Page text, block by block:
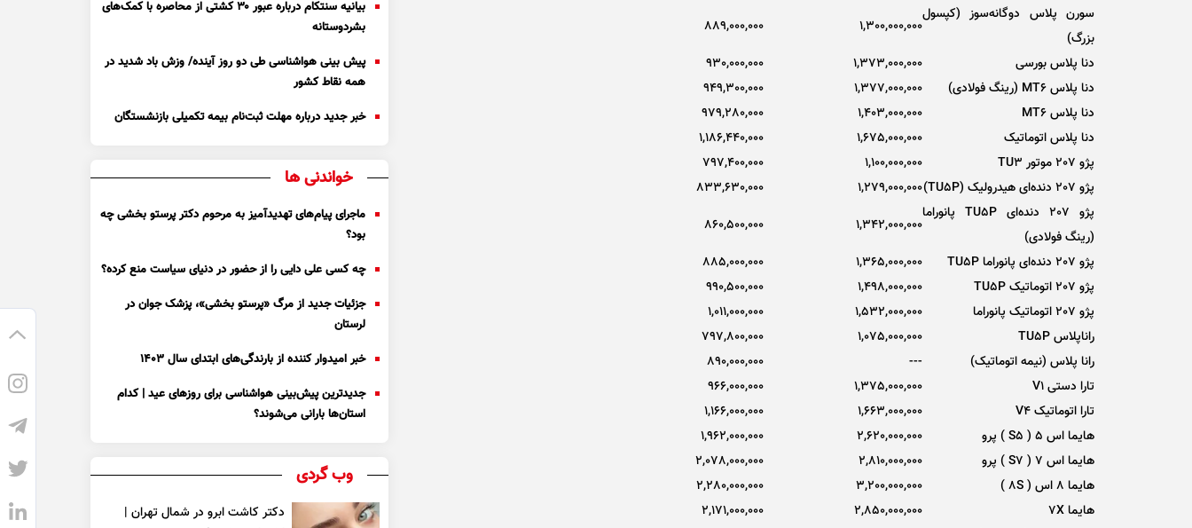
سورن پلاس دوگانه‌سوز (کپسول
بزرگ)
1,300,000,000
889,000,000
دنا پلاس بورسی
1,373,000,000
930,000,000
دنا پلاس MT6 (رینگ فولادی)
1,377,000,000
949,300,000
دنا پلاس MT6
1,403,000,000
979,280,000
دنا پلاس اتوماتیک
1,675,000,000
1,186,440,000
پژو 207 موتور TU3
1,100,000,000
797,400,000
پژو 207 دنده‌ای هیدرولیک (TU5P)
1,279,000,000
833,630,000
پژو 207 دنده‌ای TU5P پانوراما
(رینگ فولادی)
1,342,000,000
860,500,000
پژو 207 دنده‌ای پانوراما TU5P
1,365,000,000
885,000,000
پژو 207 اتوماتیک TU5P
1,498,000,000
990,500,000
پژو 207 اتوماتیک پانوراما
1,532,000,000
1,011,000,000
راناپلاس TU5P
1,075,000,000
797,800,000
رانا پلاس (نیمه اتوماتیک)
---
890,000,000
تارا دستی V1
1,375,000,000
966,000,000
تارا اتوماتیک V4
1,663,000,000
1,166,000,000
هایما اس 5 ( S5 ) پرو
2,620,000,000
1,962,000,000
هایما اس 7 ( S7 ) پرو
2,810,000,000
2,078,000,000
هایما 8 اس ( 8S )
3,200,000,000
2,280,000,000
هایما 7X
2,850,000,000
2,171,000,000
بیانیه سنتکام درباره عبور ۳۰ کشتی از محاصره با کمک‌های
بشردوستانه
پیش بینی هواشناسی طی دو روز آینده/ وزش باد شدید در
همه نقاط کشور
خبر جدید درباره مهلت ثبت‌نام بیمه تکمیلی بازنشستگان
خواندنی ها
ماجرای پیام‌های تهدیدآمیز به مرحوم دکتر پرستو بخشی چه
بود؟
چه کسی علی دایی را از حضور در دنیای سیاست منع کرده؟
جزئیات جدید از مرگ «پرستو بخشی»، پزشک جوان در
لرستان
خبر امیدوار کننده از بارندگی‌های ابتدای سال ۱۴۰۳
جدیدترین پیش‌بینی هواشناسی برای روزهای عید | کدام
استان‌ها بارانی می‌شوند؟
وب گردی
دکتر کاشت ابرو در شمال تهران |